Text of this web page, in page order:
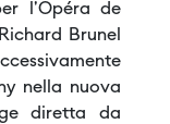
l'Opéra de
Brunel
nella nuova
diretta da